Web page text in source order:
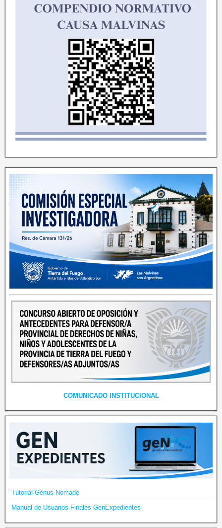
COMUNICADO INSTITUCIONAL
Tutorial Genus Nomade
Manual de Usuarios Finales GenExpedientes